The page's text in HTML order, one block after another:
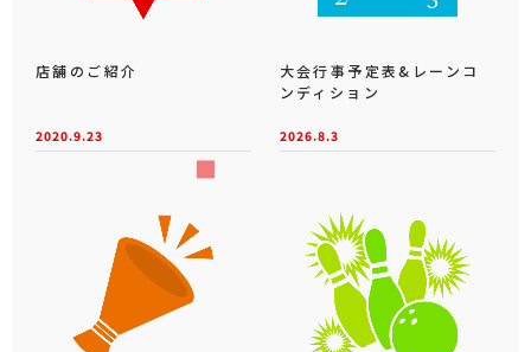
店舗のご紹介
2020.9.23
大会行事予定表&レーンコ
ンディション
2026.8.3